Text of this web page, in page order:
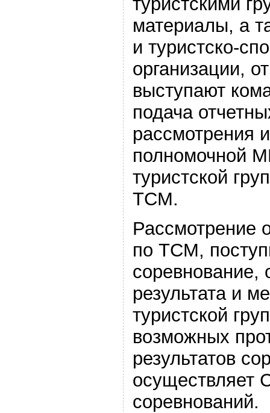
материалы, а
и туристско-
организации,
выступают
подача
рассмотрения
полномочной
туристской
ТСМ.
Рассмотрение
по ТСМ,
соревнование,
результата и
туристской
возможных
результатов
осуществляет
соревнований.